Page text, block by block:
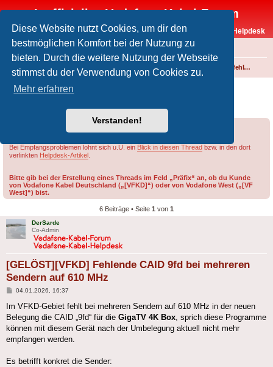
Diese Website nutzt Cookies, um dir den
bestmöglichen Komfort bei der Nutzung zu
bieten. Durch die weitere Nutzung der Webseite
stimmst du der Verwendung von Cookies zu.
Mehr erfahren
Verstanden!
Inoffizielles Vodafone-Kabel-Forum
Vodafone-Kabel-Helpdesk
FAQ
Foren-Übersicht Einspeisefehler und überregionale Störungen
[GELÖST][VFKD] Fehlende CAID 9fd bei
Bei Empfangsproblemen lohnt sich u.U. ein Blick in diesen Thread bzw. in den dort
verlinkten Helpdesk-Artikel
Bitte gib bei der Erstellung eines Threads im Feld „Präfix“ an, ob du Kunde
von Vodafone Kabel Deutschland („[VFKD]“) oder von Vodafone West („[VF
West]“) bist.
6 Beiträge • Seite 1 von 1
DerSarde
Co-Admin
[GELÖST][VFKD] Fehlende CAID 9fd bei mehreren
Sendern auf 610 MHz
Beitrag
04.01.2026, 16:37
Im VFKD-Gebiet fehlt bei mehreren Sendern auf 610 MHz in der neuen
Belegung die CAID „9fd“ für die GigaTV 4K Box, sprich diese Programme
können mit diesem Gerät nach der Umbelegung aktuell nicht mehr
empfangen werden.
Es betrifft konkret die Sender: